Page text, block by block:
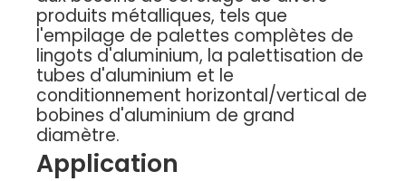
produits métalliques, tels que
l'empilage de palettes complètes de
lingots d'aluminium, la palettisation de
tubes d'aluminium et le
conditionnement horizontal/vertical de
bobines d'aluminium de grand
diamètre.
Application